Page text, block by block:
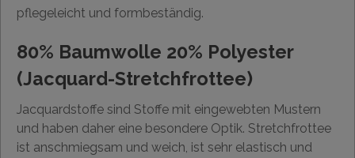
pflegeleicht und formbeständig.
80% Baumwolle 20% Polyester
(Jacquard-Stretchfrottee)
Jacquardstoffe sind Stoffe mit eingewebten Mustern
und haben daher eine besondere Optik. Stretchfrottee
ist anschmiegsam und weich, ist sehr elastisch und